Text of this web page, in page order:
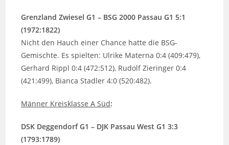
Grenzland Zwiesel G1 – BSG 2000 Passau G1 5:1
(1972:1822)
Nicht den Hauch einer Chance hatte die BSG-
Gemischte. Es spielten: Ulrike Materna 0:4 (409:479),
Gerhard Rippl 0:4 (472:512), Rudolf Zieringer 0:4
(421:499), Bianca Stadler 4:0 (520:482).
Männer Kreisklasse A Süd:
DSK Deggendorf G1 – DJK Passau West G1 3:3
(1793:1789)